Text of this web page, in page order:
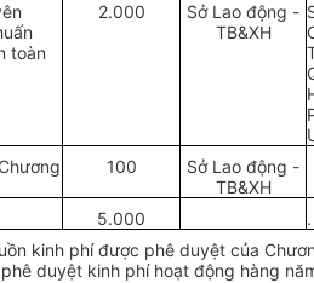
toàn
2.000
Sở Lao động -
TB&XH
100
Sở Lao động -
TB&XH
5.000
.
kinh phí được phê duyệt của
duyệt kinh phí hoạt động hàng